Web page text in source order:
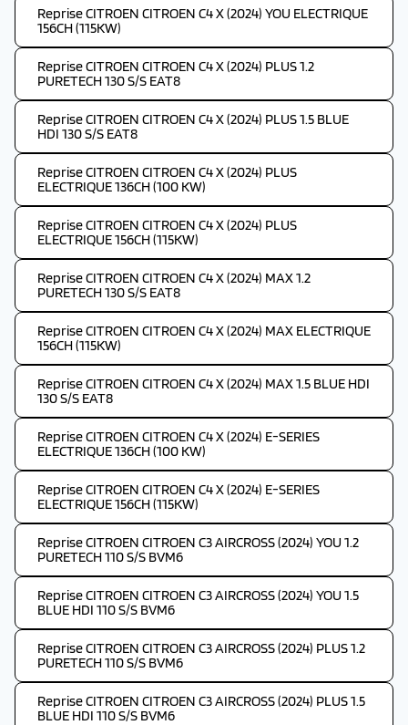
Reprise CITROEN CITROEN C4 X (2024) YOU ELECTRIQUE
156CH (115KW)
Reprise CITROEN CITROEN C4 X (2024) PLUS 1.2
PURETECH 130 S/S EAT8
Reprise CITROEN CITROEN C4 X (2024) PLUS 1.5 BLUE
HDI 130 S/S EAT8
Reprise CITROEN CITROEN C4 X (2024) PLUS
ELECTRIQUE 136CH (100 KW)
Reprise CITROEN CITROEN C4 X (2024) PLUS
ELECTRIQUE 156CH (115KW)
Reprise CITROEN CITROEN C4 X (2024) MAX 1.2
PURETECH 130 S/S EAT8
Reprise CITROEN CITROEN C4 X (2024) MAX ELECTRIQUE
156CH (115KW)
Reprise CITROEN CITROEN C4 X (2024) MAX 1.5 BLUE HDI
130 S/S EAT8
Reprise CITROEN CITROEN C4 X (2024) E-SERIES
ELECTRIQUE 136CH (100 KW)
Reprise CITROEN CITROEN C4 X (2024) E-SERIES
ELECTRIQUE 156CH (115KW)
Reprise CITROEN CITROEN C3 AIRCROSS (2024) YOU 1.2
PURETECH 110 S/S BVM6
Reprise CITROEN CITROEN C3 AIRCROSS (2024) YOU 1.5
BLUE HDI 110 S/S BVM6
Reprise CITROEN CITROEN C3 AIRCROSS (2024) PLUS 1.2
PURETECH 110 S/S BVM6
Reprise CITROEN CITROEN C3 AIRCROSS (2024) PLUS 1.5
BLUE HDI 110 S/S BVM6